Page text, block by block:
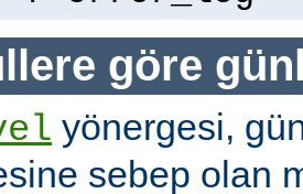
göre
yönergesi,
sebep olan